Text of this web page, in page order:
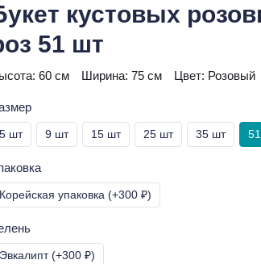
кустовых
51 шт
60 см Ширина: 75 см Цвет: Розовый
5 шт 9 шт 15 шт 25 шт 35 шт
Корейская упаковка (+300 ₽)
Эвкалипт (+300 ₽)